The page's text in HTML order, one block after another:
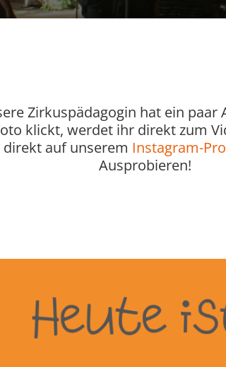
Zirkuspädagogin hat ein
klickt, werdet ihr direkt zum
auf unserem Instagram-
Ausprobieren!